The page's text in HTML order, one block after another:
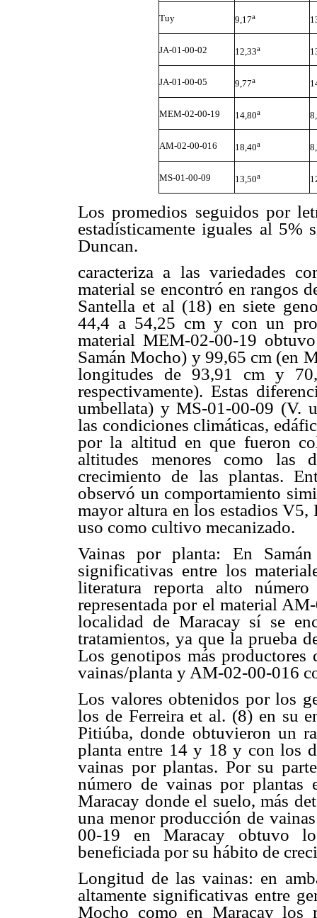
Tuy 9,17a
JA-01-00-02 12,33a
JA-01-00-05 9,77a
MEM-02-00-19 14,80a
AM-02-00-016 18,40a
MS-01-00-09 13,50a
Los promedios seguidos por
estadísticamente iguales al 5%
Duncan.
caracteriza a las variedades
material se encontró en rangos
Santella et al (18) en siete
44,4 a 54,25 cm y con un
material MEM-02-00-19
Samán Mocho) y 99,65 cm (en
longitudes de 93,91 cm y
respectivamente). Estas
umbellata) y MS-01-00-09 (V.
las condiciones climáticas,
por la altitud en que fueron
altitudes menores como las
crecimiento de las plantas.
observó un comportamiento
mayor altura en los estadios V5,
uso como cultivo mecanizado.
Vainas por planta: En
significativas entre los
literatura reporta alto
representada por el material
localidad de Maracay sí se
tratamientos, ya que la prueba
Los genotipos más
vainas/planta y AM-02-00-016
Los valores obtenidos por los
los de Ferreira et al. (8) en su
Pitiúba, donde obtuvieron un
planta entre 14 y 18 y con los
vainas por plantas. Por su
número de vainas por plantas
Maracay donde el suelo, más
una menor producción de
00-19 en Maracay obtuvo
beneficiada por su hábito de
Longitud de las vainas: en
altamente significativas entre
Mocho como en Maracay los